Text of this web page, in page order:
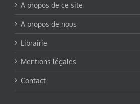
A propos de ce site
A propos de nous
Librairie
Mentions légales
Contact